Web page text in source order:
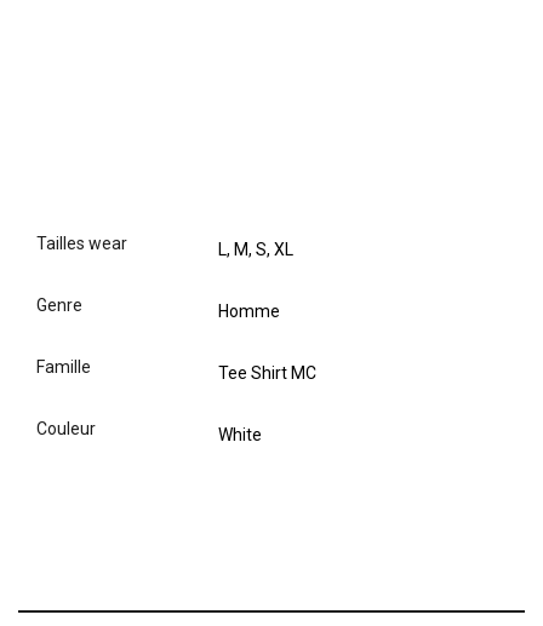
tailles wear L, M, S, XL
genre Homme
famille Tee Shirt MC
couleur White